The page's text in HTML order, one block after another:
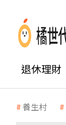
退休理財
養生村